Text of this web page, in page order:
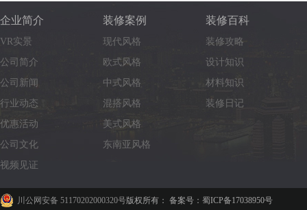
企业简介
VR实景
公司简介
公司新闻
行业动态
优惠活动
公司文化
视频见证
装修案例
现代风格
欧式风格
中式风格
混搭风格
美式风格
东南亚风格
装修百科
装修攻略
设计知识
材料知识
装修日记
川公网安备 51170202000320号版权所有： 备案号：蜀ICP备17038950号